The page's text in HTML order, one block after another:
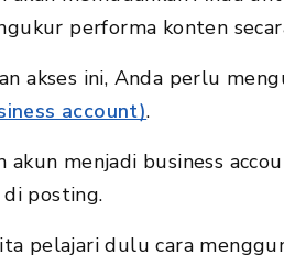
performa konten
akses ini, Anda perlu
account).
akun menjadi business
posting.
pelajari dulu cara